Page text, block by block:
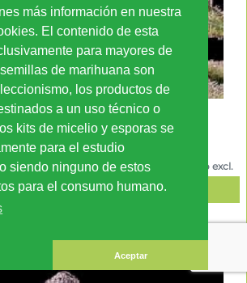
más información en nuestra
El contenido de esta
para mayores de
de marihuana son
los productos de
a un uso técnico o
kits de micelio y esporas se
para el estudio
siendo ninguno de estos
para el consumo humano.
Aceptar
Auto
IVA incl., envío excl.
AÑADIR A LA CESTA